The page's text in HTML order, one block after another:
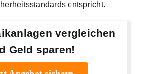
entspricht.
vergleichen
Geld sparen!